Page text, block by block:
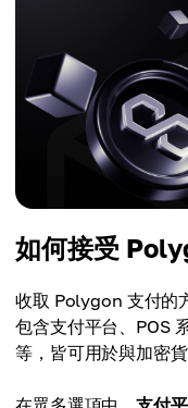
如何接受
收取 Polygon 支付的
包含支付平台、POS
等，皆可用於與加密貨